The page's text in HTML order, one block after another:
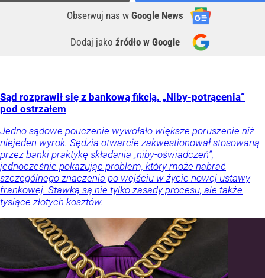
Obserwuj nas w Google News
Dodaj jako źródło w Google
Sąd rozprawił się z bankową fikcją. „Niby-potrącenia”
pod ostrzałem
Jedno sądowe pouczenie wywołało większe poruszenie niż
niejeden wyrok. Sędzia otwarcie zakwestionował stosowaną
przez banki praktykę składania „niby-oświadczeń”,
jednocześnie pokazując problem, który może nabrać
szczególnego znaczenia po wejściu w życie nowej ustawy
frankowej. Stawką są nie tylko zasady procesu, ale także
tysiące złotych kosztów.